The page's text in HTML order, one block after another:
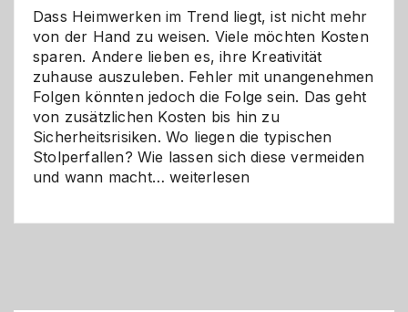
Dass Heimwerken im Trend liegt, ist nicht mehr
von der Hand zu weisen. Viele möchten Kosten
sparen. Andere lieben es, ihre Kreativität
zuhause auszuleben. Fehler mit unangenehmen
Folgen könnten jedoch die Folge sein. Das geht
von zusätzlichen Kosten bis hin zu
Sicherheitsrisiken. Wo liegen die typischen
Stolperfallen? Wie lassen sich diese vermeiden
und wann macht…Selber
weiterlesen